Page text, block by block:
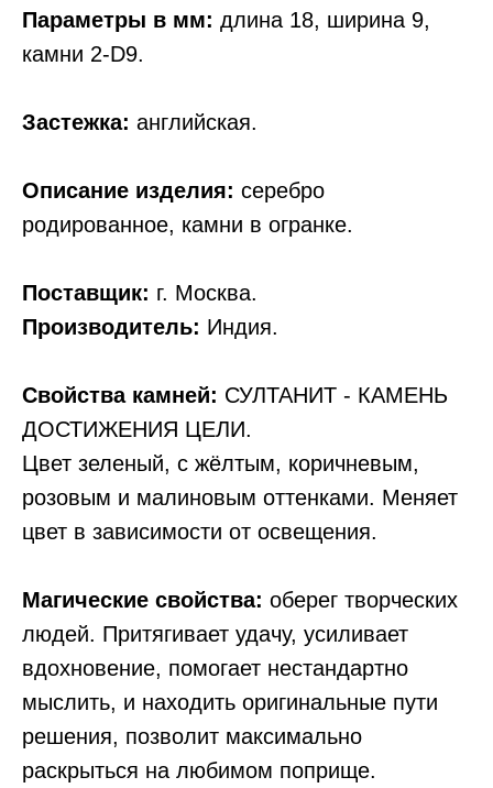
Параметры в мм: длина 18, ширина 9,
камни 2-D9.
Застежка: английская.
Описание изделия: серебро
родированное, камни в огранке.
Поставщик: г. Москва.
Производитель: Индия.
Свойства камней: СУЛТАНИТ - КАМЕНЬ
ДОСТИЖЕНИЯ ЦЕЛИ.
Цвет зеленый, с жёлтым, коричневым,
розовым и малиновым оттенками. Меняет
цвет в зависимости от освещения.
Магические свойства: оберег творческих
людей. Притягивает удачу, усиливает
вдохновение, помогает нестандартно
мыслить, и находить оригинальные пути
решения, позволит максимально
раскрыться на любимом поприще.